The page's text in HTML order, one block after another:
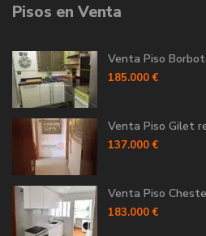
Pisos en Venta
Venta Piso
185.000 €
Venta Piso Gilet
137.000 €
Venta Piso
183.000 €